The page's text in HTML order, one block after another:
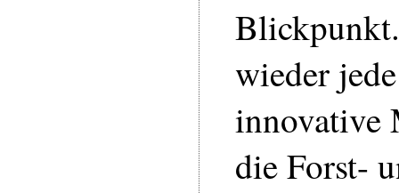
wieder
innovative
die Forst-